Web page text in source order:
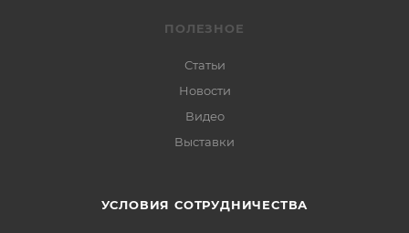
ПОЛЕЗНОЕ
Статьи
Новости
Видео
Выставки
УСЛОВИЯ СОТРУДНИЧЕСТВА